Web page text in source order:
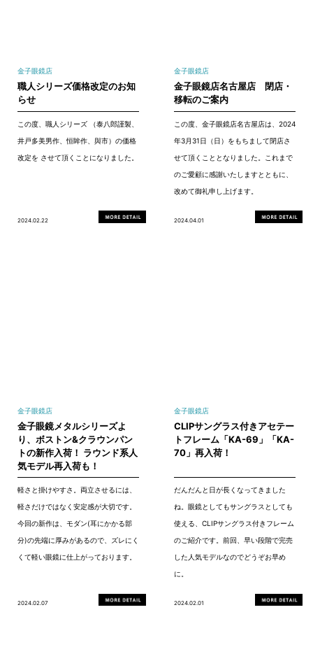
金子眼鏡店
職人シリーズ価格改定のお知
らせ
この度、職人シリーズ （泰八郎謹製、
井戸多美男作、恒眸作、與市）の価格
改定を させて頂くことになりました。
2024.02.22
金子眼鏡店
金子眼鏡店名古屋店 閉店・
移転のご案内
この度、金子眼鏡店名古屋店は、2024
年3月31日（日）をもちまして閉店さ
せて頂くこととなりました。これまで
のご愛顧に感謝いたしますとともに、
改めて御礼申し上げます。
2024.04.01
金子眼鏡店
金子眼鏡メタルシリーズよ
り、ボストン&クラウンパン
トの新作入荷！ ラウンド系人
気モデル再入荷も！
軽さと掛けやすさ。両立させるには、
軽さだけではなく安定感が大切です。
今回の新作は、モダン(耳にかかる部
分)の先端に厚みがあるので、ズレにく
くて軽い眼鏡に仕上がっております。
2024.02.07
金子眼鏡店
CLIPサングラス付きアセテー
トフレーム「KA-69」「KA-
70」再入荷！
だんだんと日が長くなってきました
ね。眼鏡としてもサングラスとしても
使える、CLIPサングラス付きフレーム
のご紹介です。前回、早い段階で完売
した人気モデルなのでどうぞお早め
に。
2024.02.01